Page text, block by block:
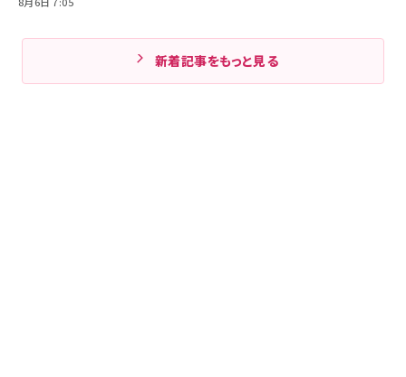
新着記事をもっと見る